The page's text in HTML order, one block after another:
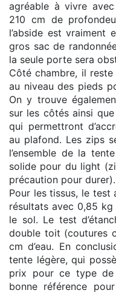
agréable à vivre
210 cm de
l’abside est vraiment
gros sac de
la seule porte sera
Côté chambre, il
au niveau des pieds
On y trouve
sur les côtés ainsi
qui permettront
au plafond. Les zips
l’ensemble de la
solide pour du light
précaution pour durer).
Pour les tissus, le test
résultats avec 0,85
le sol. Le test
double toit (coutures
cm d’eau. En
tente légère, qui
prix pour ce type de
bonne référence